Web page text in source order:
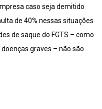
caso seja demitido
de 40% nessas situações
de saque do FGTS – como
graves – não são